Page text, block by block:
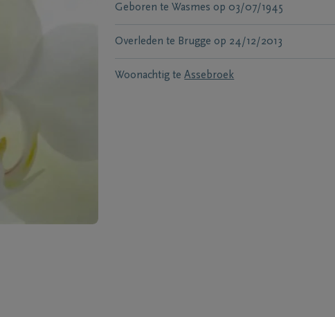
Geboren te Wasmes op 03/07/1945
Overleden te Brugge op 24/12/2013
Woonachtig te Assebroek